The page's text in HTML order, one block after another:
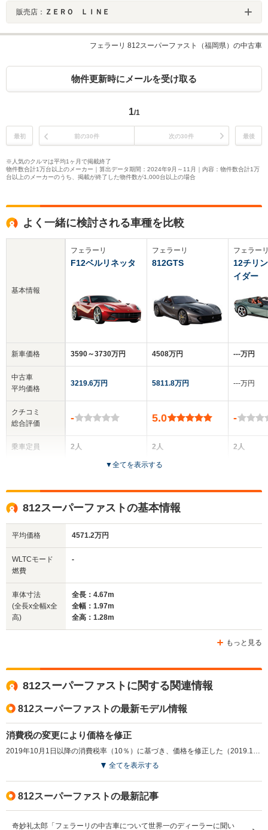
販売店： ＺＥＲＯ ＬＩＮＥ
フェラーリ 812スーパーファスト（福岡県）の中古車
物件更新時にメールを受け取る
1/1
最初 前の30件 次の30件 最後
※人気のクルマは平均1ヶ月で掲載終了
物件数合計1万台以上のメーカー｜算出データ期間：2024年9月～11月｜内容：物件数合計1万
台以上のメーカーのうち、掲載が終了した物件数が1,000台以上の場合
よく一緒に検討される車種を比較
基本情報
新車価格
中古車
平均価格
クチコミ
総合評価
乗車定員
サイズ
(全長x全幅x全高)
WLTCモード
燃費
排気量
フェラーリ
F12ベルリネッタ
3590～3730万円
3219.6万円
-
2人
1.27m
6262cc
フェラーリ
812GTS
4508万円
5811.8万円
5.0
2人
2ドア
全高
1.28m
6496cc
フェラー
12チリ
イダー
‐‐‐万円
‐‐‐万円
-
2人
6496cc
▼全てを表示する
812スーパーファストの基本情報
平均価格 4571.2万円
WLTCモード
燃費
-
車体寸法
(全長x全幅x全
高)
全長：4.67m
全幅：1.97m
全高：1.28m
もっと見る
812スーパーファストに関する関連情報
812スーパーファストの最新モデル情報
消費税の変更により価格を修正
全てを表示する
812スーパーファストの最新記事
奇妙礼太郎「フェラーリの中古車について世界一のディーラーに聞い